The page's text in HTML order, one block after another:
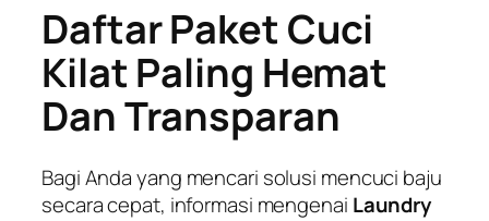
Daftar Paket Cuci
Kilat Paling Hemat
Dan Transparan
Bagi Anda yang mencari solusi mencuci baju
secara cepat, informasi mengenai Laundry